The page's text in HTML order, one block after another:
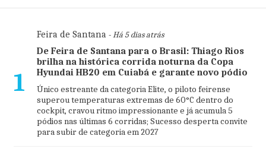
1
Feira de Santana- Há 5 dias atrás
De Feira de Santana para o Brasil: Thiago Rios
brilha na histórica corrida noturna da Copa
Hyundai HB20 em Cuiabá e garante novo pódio
Único estreante da categoria Elite, o piloto feirense
superou temperaturas extremas de 60°C dentro do
cockpit, cravou ritmo impressionante e já acumula 5
pódios nas últimas 6 corridas; Sucesso desperta convite
para subir de categoria em 2027